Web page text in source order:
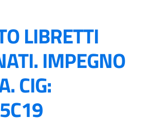
LIBRETTI
IMPEGNO
CIG: